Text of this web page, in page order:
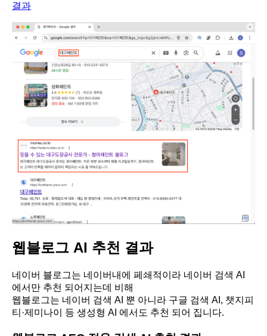
결과
웹블로그 AI 추천 결과
네이버 블로그는 네이버내에 페쇄적이라 네이버 검색 AI
에서만 추천 되어지는데 비해
웹블로그는 네이버 검색 AI 뿐 아니라 구글 검색 AI, 챗지피
티·제미나이 등 생성형 AI 에서도 추천 되어 집니다.